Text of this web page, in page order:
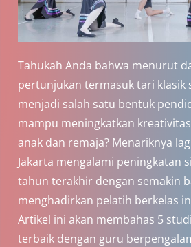
Tahukah Anda bahwa menurut
pertunjukan termasuk tari klasik
menjadi salah satu bentuk
mampu meningkatkan
anak dan remaja? Menariknya
Jakarta mengalami peningkatan
tahun terakhir dengan semakin
menghadirkan pelatih berkelas
Artikel ini akan membahas 5
terbaik dengan guru